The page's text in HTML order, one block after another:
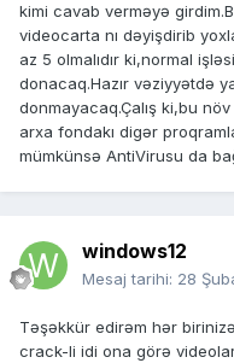
kimi cavab verməyə
videocarta nı dəyişdirib
az 5 olmalıdır ki,normal
donacaq.Hazır vəziyyətdə
donmayacaq.Çalış ki,bu
arxa fondakı digər
mümkünsə AntiVirusu da
windows12
Mesaj tarihi: 28
Təşəkkür edirəm hər
crack-li idi ona görə